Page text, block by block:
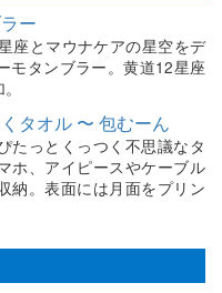
ー
座とマウナケアの星空をデ
モタンブラー。黄道12星座
タオル 〜 包むーん
たっとくっつく不思議なタ
ホ、アイピースやケーブル
納。表面には月面をプリン